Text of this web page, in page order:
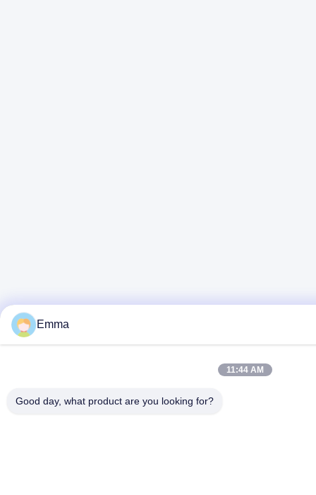
Emma
11:44 AM
Good day, what product are you looking for?